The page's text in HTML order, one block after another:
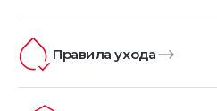
Правила ухода